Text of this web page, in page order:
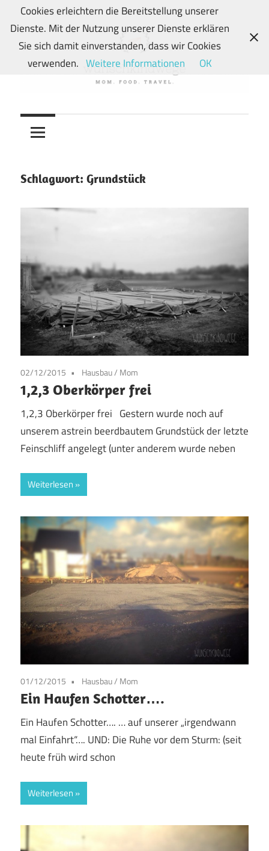
Zum
Inhalt
springen
wunschkindwege
Wunschkindern
und
Mein
Travelblog
Schlagwort: Grundstück
02/12/2015 Hausbau/ Mom
1,2,3 Oberkörper frei
1,2,3 Oberkörper frei Gestern wurde noch auf
unserem astrein beerdbautem Grundstück der letzte
Feinschliff angelegt (unter anderem wurde neben
Weiterlesen
01/12/2015 Hausbau/ Mom
Ein Haufen Schotter….
Ein Haufen Schotter…. … auf unserer „irgendwann
mal Einfahrt“…. UND: Die Ruhe vor dem Sturm: (seit
heute früh wird schon
Weiterlesen
Cookies erleichtern die Bereitstellung unserer
Dienste. Mit der Nutzung unserer Dienste erklären
Sie sich damit einverstanden, dass wir Cookies
verwenden. Weitere Informationen OK